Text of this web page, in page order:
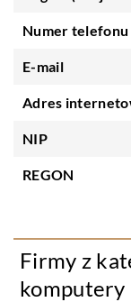
Numer telefonu
E-mail
Adres
NIP
REGON
Firmy z
komputery